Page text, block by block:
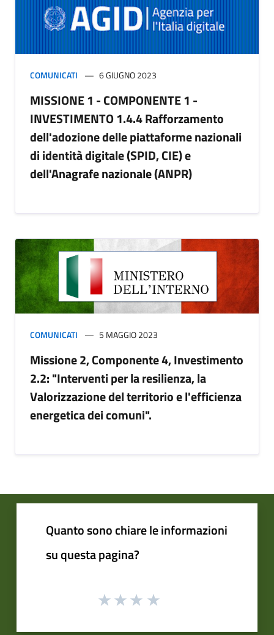
COMUNICATI 6 GIUGNO 2023
MISSIONE 1 - COMPONENTE 1 -
INVESTIMENTO 1.4.4 Rafforzamento
dell'adozione delle piattaforme nazionali
di identità digitale (SPID, CIE) e
dell'Anagrafe nazionale (ANPR)
COMUNICATI 5 MAGGIO 2023
Missione 2, Componente 4, Investimento
2.2: "Interventi per la resilienza, la
Valorizzazione del territorio e l'efficienza
energetica dei comuni".
Quanto sono chiare le informazioni
su questa pagina?